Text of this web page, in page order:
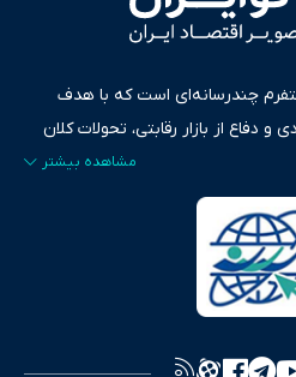
چندرسانه‌ای است که با هدف
دفاع از بازار رقابتی، تحولات کلان
پادکست، متن و گزارش‌های تحلیلی
دقیق و قابل اعتماد، فراتر از
و کارکردهای بازارهای مالی،
می‌پردازد. اکوایران با پایبندی
بستری برای انعکاس آراء متنوع
ارائه دهد. ما در اکوایران با